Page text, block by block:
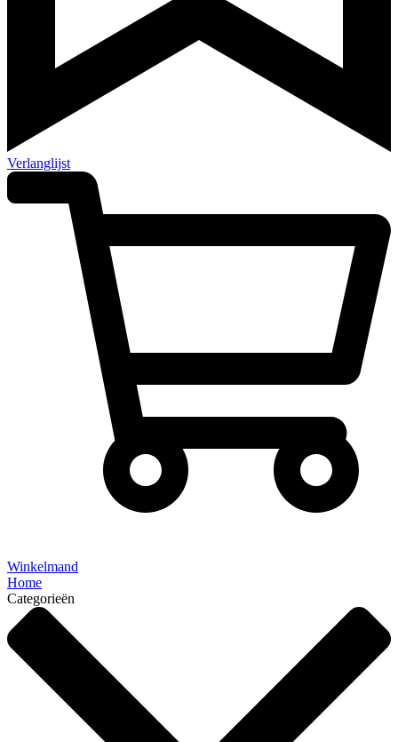
Verlanglijst
Winkelmand
Home
Categorieën